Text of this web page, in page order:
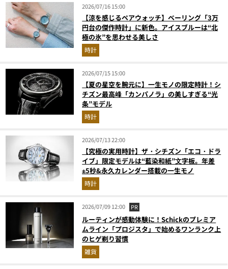
2026/07/16 15:00
【涼を感じるペアウォッチ】ベーリング「3万
円台の傑作時計」に新色。アイスブルーは“北
極の氷”を思わせる美しさ
時計
2026/07/15 15:00
【夏の星空を腕元に】一生モノの限定時計！シ
チズン最高峰「カンパノラ」の美しすぎる“光
条”モデル
時計
2026/07/13 22:00
【究極の実用時計】ザ・シチズン「エコ・ドラ
イブ」限定モデルは“藍染和紙”⽂字板。年差
±5秒&永久カレンダー搭載の一生モノ
時計
2026/07/09 12:00 PR
ルーティンが感動体験に！Schickのプレミア
ムライン「プロジスタ」で始めるワンランク上
のヒゲ剃り習慣
雑貨